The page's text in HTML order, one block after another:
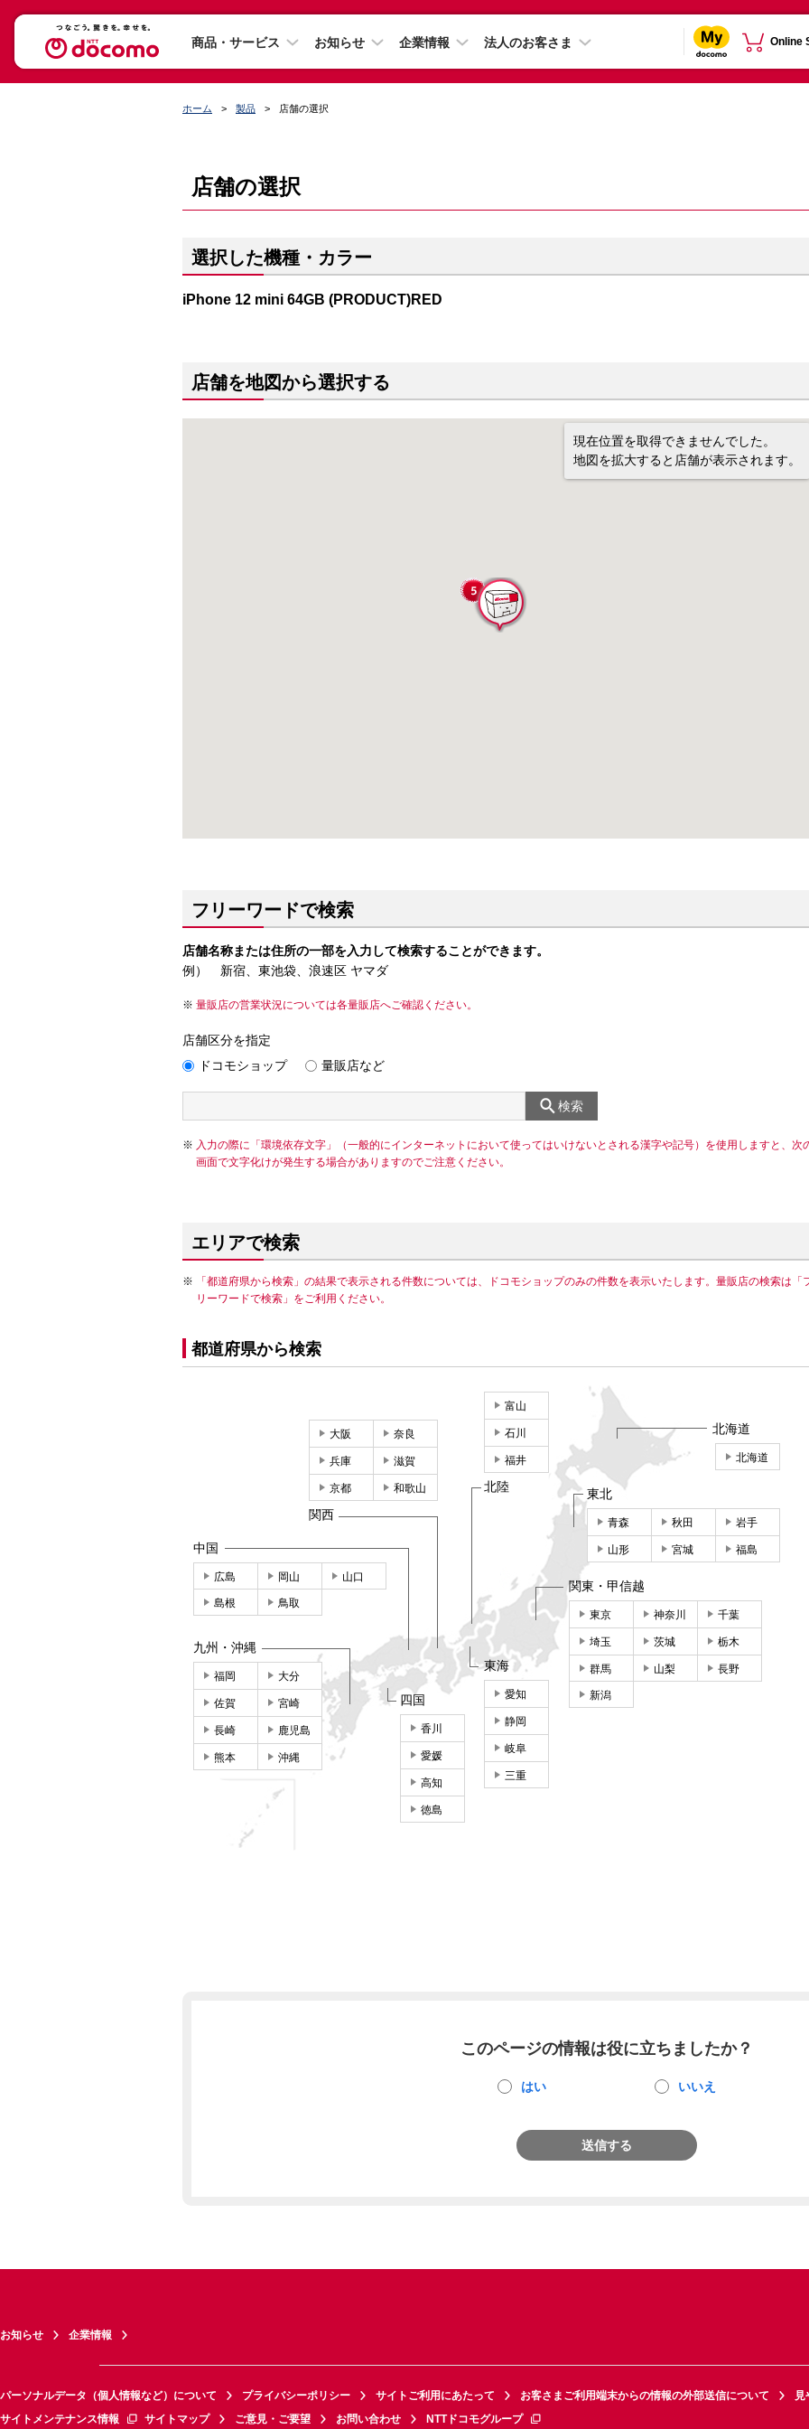
商品・サービス お知らせ 企業情報 法人のお客さま Online
ホーム 製品 店舗の選択
店舗の選択
選択した機種・カラー
iPhone 12 mini 64GB (PRODUCT)RED
店舗を地図から選択する
現在位置を取得できませんでした。
地図を拡大すると店舗が表示されます。
フリーワードで検索
店舗名称または住所の一部を入力して検索することができます。
例） 新宿、東池袋、浪速区 ヤマダ
量販店の営業状況については各量販店へご確認ください。
店舗区分を指定
ドコモショップ
量販店など
検索
入力の際に「環境依存文字」（一般的にインターネットにおいて使ってはいけないとされる漢字や記号）を使用しますと、次
画面で文字化けが発生する場合がありますのでご注意ください。
エリアで検索
「都道府県から検索」の結果で表示される件数については、ドコモショップのみの件数を表示いたします。量販店の検索は「
リーワードで検索」をご利用ください。
都道府県から検索
北海道
北海道
東北
青森 秋田 岩手
山形 宮城 福島
関東・甲信越
東京 神奈川 千葉
埼玉 茨城 栃木
群馬 山梨 長野
新潟
東海
愛知
静岡
岐阜
三重
富山
石川
福井
北陸
大阪 奈良
兵庫 滋賀
京都 和歌山
関西
中国
広島 岡山 山口
島根 鳥取
四国
香川
愛媛
高知
徳島
九州・沖縄
福岡 大分
佐賀 宮崎
長崎 鹿児島
熊本 沖縄
このページの情報は役に立ちましたか？
はい いいえ
送信する
お知らせ 企業情報
パーソナルデータ（個人情報など）について プライバシーポリシー サイトご利用にあたって お客さまご利用端末からの情報の外部送信について
見
サイトメンテナンス情報
サイトマップ ご意見・ご要望 お問い合わせ NTTドコモグループ